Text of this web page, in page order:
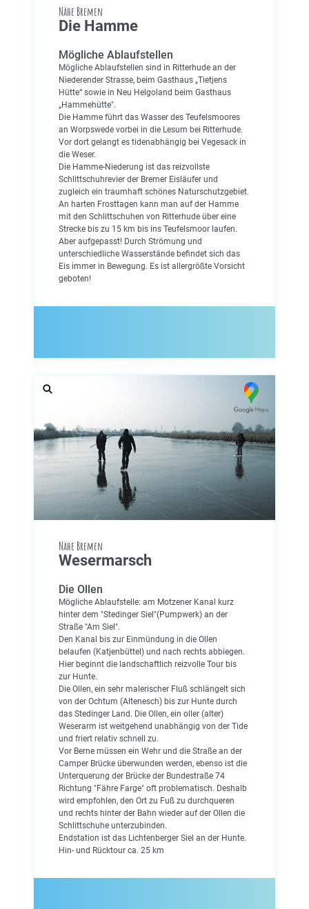
Nähe Bremen
Die Hamme
Mögliche Ablaufstellen
Mögliche Ablaufstellen sind in Ritterhude an der
Niederender Strasse, beim Gasthaus „Tietjens
Hütte“ sowie in Neu Helgoland beim Gasthaus
„Hammehütte".
Die Hamme führt das Wasser des Teufelsmoores
an Worpswede vorbei in die Lesum bei Ritterhude.
Vor dort gelangt es tidenabhängig bei Vegesack in
die Weser.
Die Hamme-Niederung ist das reizvollste
Schlittschuhrevier der Bremer Eisläufer und
zugleich ein traumhaft schönes Naturschutzgebiet.
An harten Frosttagen kann man auf der Hamme
mit den Schlittschuhen von Ritterhude über eine
Strecke bis zu 15 km bis ins Teufelsmoor laufen.
Aber aufgepasst! Durch Strömung und
unterschiedliche Wasserstände befindet sich das
Eis immer in Bewegung. Es ist allergrößte Vorsicht
geboten!
Nähe Bremen
Wesermarsch
Die Ollen
Mögliche Ablaufstelle: am Motzener Kanal kurz
hinter dem "Stedinger Siel"(Pumpwerk) an der
Straße "Am Siel".
Den Kanal bis zur Einmündung in die Ollen
belaufen (Katjenbüttel) und nach rechts abbiegen.
Hier beginnt die landschaftlich reizvolle Tour bis
zur Hunte.
Die Ollen, ein sehr malerischer Fluß schlängelt sich
von der Ochtum (Altenesch) bis zur Hunte durch
das Stedinger Land. Die Ollen, ein oller (alter)
Weserarm ist weitgehend unabhängig von der Tide
und friert relativ schnell zu.
Vor Berne müssen ein Wehr und die Straße an der
Camper Brücke überwunden werden, ebenso ist die
Unterquerung der Brücke der Bundestraße 74
Richtung "Fähre Farge" oft problematisch. Deshalb
wird empfohlen, den Ort zu Fuß zu durchqueren
und rechts hinter der Bahn wieder auf der Ollen die
Schlittschuhe unterzubinden.
Endstation ist das Lichtenberger Siel an der Hunte.
Hin- und Rücktour ca. 25 km